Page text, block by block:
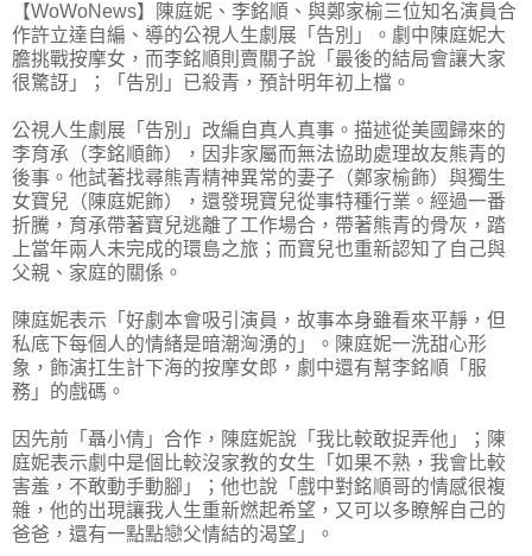
【WoWoNews】陳庭妮、李銘順、與鄭家榆三位知名演員合
作許立達自編、導的公視人生劇展「告別」。劇中陳庭妮大
膽挑戰按摩女，而李銘順則賣關子說「最後的結局會讓大家
很驚訝」；「告別」已殺青，預計明年初上檔。
公視人生劇展「告別」改編自真人真事。描述從美國歸來的
李育承（李銘順飾），因非家屬而無法協助處理故友熊青的
後事。他試著找尋熊青精神異常的妻子（鄭家榆飾）與獨生
女寶兒（陳庭妮飾），還發現寶兒從事特種行業。經過一番
折騰，育承帶著寶兒逃離了工作場合，帶著熊青的骨灰，踏
上當年兩人未完成的環島之旅；而寶兒也重新認知了自己與
父親、家庭的關係。
陳庭妮表示「好劇本會吸引演員，故事本身雖看來平靜，但
私底下每個人的情緒是暗潮洶湧的」。陳庭妮一洗甜心形
象，飾演扛生計下海的按摩女郎，劇中還有幫李銘順「服
務」的戲碼。
因先前「聶小倩」合作，陳庭妮說「我比較敢捉弄他」；陳
庭妮表示劇中是個比較沒家教的女生「如果不熟，我會比較
害羞，不敢動手動腳」；他也說「戲中對銘順哥的情感很複
雜，他的出現讓我人生重新燃起希望，又可以多瞭解自己的
爸爸，還有一點點戀父情結的渴望」。